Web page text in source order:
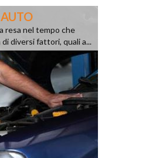
resa nel tempo che
diversi fattori, quali a...